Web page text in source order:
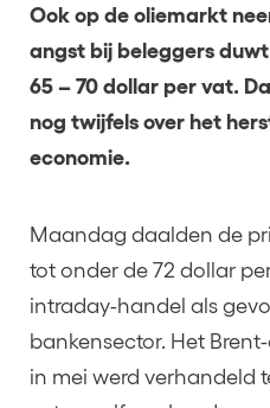
Ook op de oliemarkt
angst bij beleggers
65 – 70 dollar per vat.
nog twijfels over het
economie.
Maandag daalden de
tot onder de 72 dollar
intraday-handel als
bankensector. Het
in mei werd verhandeld